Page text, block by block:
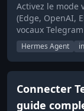
Activez le mode
(Edge, OpenAI,
vocaux
Hermes Agent
Connecter
guide